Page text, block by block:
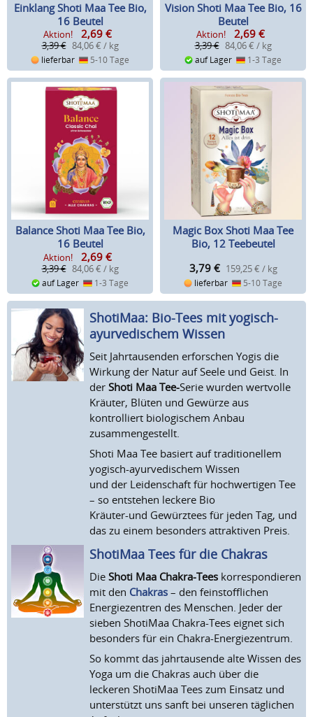
Einklang Shoti Maa Tee Bio,
16 Beutel
Aktion! 2,69 €
3,39 € 84,06 € / kg
lieferbar 5-10 Tage
Vision Shoti Maa Tee Bio, 16
Beutel
Aktion! 2,69 €
3,39 € 84,06 € / kg
auf Lager 1-3 Tage
Balance Shoti Maa Tee Bio,
16 Beutel
Aktion! 2,69 €
3,39 € 84,06 € / kg
auf Lager 1-3 Tage
Magic Box Shoti Maa Tee
Bio, 12 Teebeutel
3,79 € 159,25 € / kg
lieferbar 5-10 Tage
ShotiMaa: Bio-Tees mit yogisch-
ayurvedischem Wissen
Seit Jahrtausenden erforschen Yogis die
Wirkung der Natur auf Seele und Geist. In
derShoti Maa Tee-Serie wurden wertvolle
Kräuter, Blüten und Gewürze aus
kontrolliert biologischem Anbau
zusammengestellt.
Shoti Maa Tee basiert auf traditionellem
yogisch-ayurvedischem Wissen
und der Leidenschaft für hochwertigen Tee
– so entstehen leckere Bio
Kräuter-und Gewürztees für jeden Tag, und
das zu einem besonders attraktiven Preis.
ShotiMaa Tees für die Chakras
DieShoti Maa Chakra-Tees korrespondieren
mit den Chakras – den feinstofflichen
Energiezentren des Menschen. Jeder der
sieben ShotiMaa Chakra-Tees eignet sich
besonders für ein Chakra-Energiezentrum.
So kommt das jahrtausende alte Wissen des
Yoga um die Chakras auch über die
leckeren ShotiMaa Tees zum Einsatz und
unterstützt uns sanft bei unseren täglichen